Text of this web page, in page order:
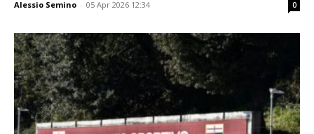
Alessio Semino - 05 Apr 2026 12:34 0